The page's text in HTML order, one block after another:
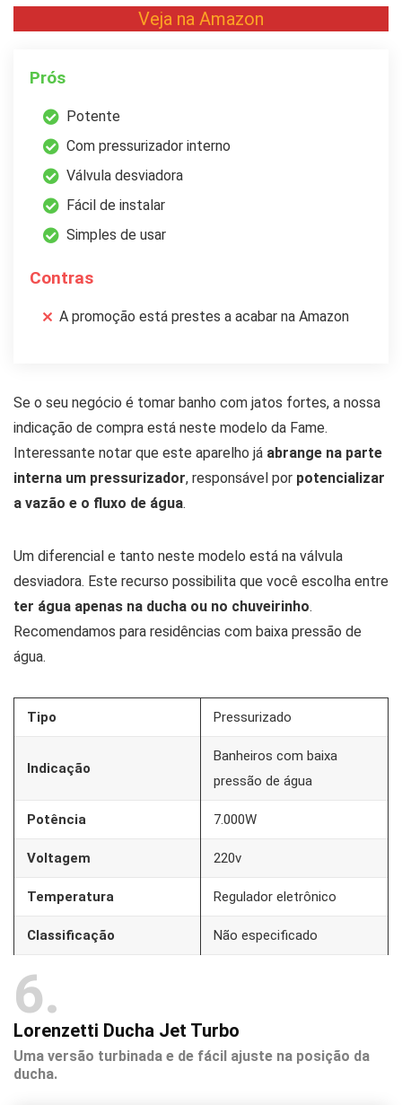
Veja na Amazon
Prós
Potente
Com pressurizador interno
Válvula desviadora
Fácil de instalar
Simples de usar
Contras
A promoção está prestes a acabar na Amazon
Se o seu negócio é tomar banho com jatos fortes, a nossa
indicação de compra está neste modelo da Fame.
Interessante notar que este aparelho já abrange na parte
interna um pressurizador, responsável por potencializar
a vazão e o fluxo de água.
Um diferencial e tanto neste modelo está na válvula
desviadora. Este recurso possibilita que você escolha entre
ter água apenas na ducha ou no chuveirinho.
Recomendamos para residências com baixa pressão de
água.
Tipo Pressurizado
Indicação
Banheiros com baixa
pressão de água
Potência 7.000W
Voltagem 220v
Temperatura Regulador eletrônico
Classificação Não especificado
6
Lorenzetti Ducha Jet Turbo
Uma versão turbinada e de fácil ajuste na posição da
ducha.